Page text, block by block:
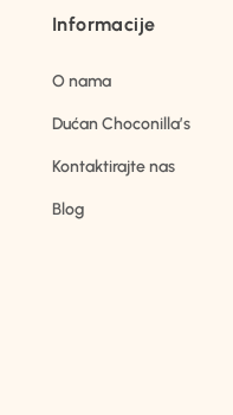
Informacije
O nama
Dućan Choconilla’s
Kontaktirajte nas
Blog